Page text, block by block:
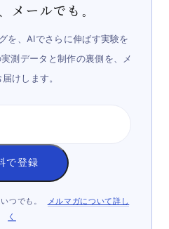
メールでも。
を、AIでさらに伸ばす実験を
測データと制作の裏側を、メ
けします。
で登録
つでも。
メルマガについて詳し
く